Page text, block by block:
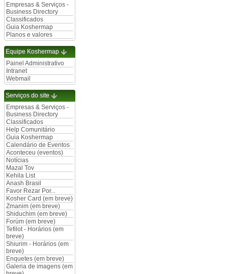
Empresas & Serviços -
Business Directory
Classificados
Guia Koshermap
Planos e valores
Equipe Koshermap
Painel Administrativo
Intranet
Webmail
Serviços do site
Empresas & Serviços -
Business Directory
Classificados
Help Comunitário
Guia Koshermap
Calendário de Eventos
Aconteceu (eventos)
Notícias
Mazal Tov
Kehila List
Anash Brasil
Favor Rezar Por...
Kosher Card (em breve)
Zmanim (em breve)
Shiduchim (em breve)
Forúm (em breve)
Tefilot - Horários (em
breve)
Shiurim - Horários (em
breve)
Enquetes (em breve)
Galeria de imagens (em